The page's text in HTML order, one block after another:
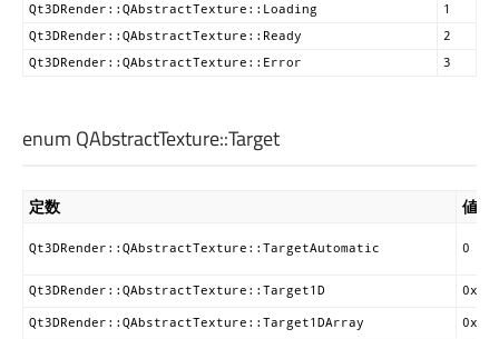
Qt3DRender::QAbstractTexture::Loading
1
Qt3DRender::QAbstractTexture::Ready
2
Qt3DRender::QAbstractTexture::Error
3
enum QAbstractTexture::Target
定数 値
Qt3DRender::QAbstractTexture::TargetAutomatic 0
Qt3DRender::QAbstractTexture::Target1D
Qt3DRender::QAbstractTexture::Target1DArray